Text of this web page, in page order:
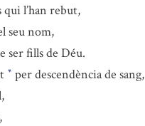
qui l’han rebut,
seu nom,
ser fills de Déu.
* per descendència de sang,